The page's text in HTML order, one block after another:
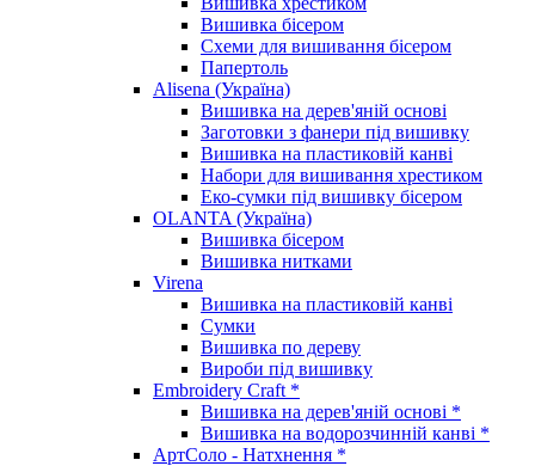
Вишивка бісером
Схеми для вишивання бісером
Папертоль
Alisena (Україна)
Вишивка на дерев'яній основі
Заготовки з фанери під вишивку
Вишивка на пластиковій канві
Набори для вишивання хрестиком
Еко-сумки під вишивку бісером
OLANTA (Україна)
Вишивка бісером
Вишивка нитками
Virena
Вишивка на пластиковій канві
Сумки
Вишивка по дереву
Вироби під вишивку
Embroidery Craft *
Вишивка на дерев'яній основі *
Вишивка на водорозчинній канві *
АртСоло - Натхнення *